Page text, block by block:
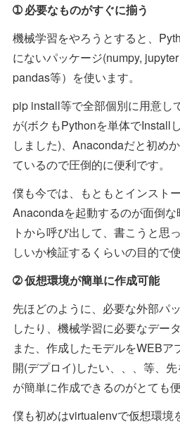
➀ 必要なものがすぐに揃う
機械学習をやろうとすると、
にないパッケージ(numpy,
pandas等）を使います。
pip install等で全部個別に用意し
が(ボクもPythonを単体でInstall
しました)、Anacondaだと初め
ているので圧倒的に便利です。
僕も今では、もともとインスト
Anacondaを起動するのが面倒
トから呼び出して、書こうと思
しいか検証するくらいの目的で
➁ 仮想環境が簡単に作成可能
先ほどのように、必要な外部パ
したり、機械学習に必要なデー
また、作成したモデルをWEBア
開(デプロイ)したい、、、等、
が簡単に作成できるのがとても便
僕も初めはvirtualenvで仮想環境